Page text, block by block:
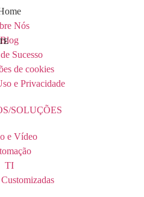
Nós
Blog
Sucesso
de cookies
e Privacidade
SOLUÇÕES
e Vídeo
TI